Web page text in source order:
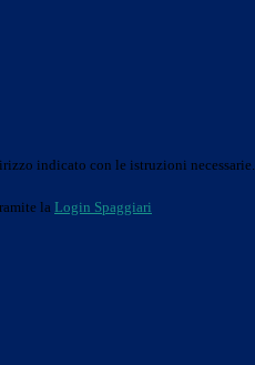
indicato con le istruzioni necessarie.
la Login Spaggiari